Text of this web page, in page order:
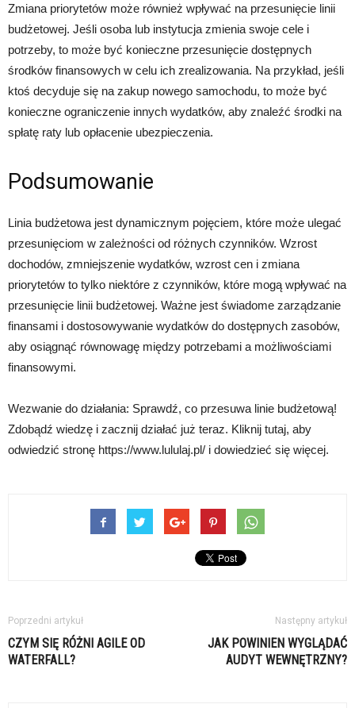
Zmiana priorytetów może również wpływać na przesunięcie linii
budżetowej. Jeśli osoba lub instytucja zmienia swoje cele i
potrzeby, to może być konieczne przesunięcie dostępnych
środków finansowych w celu ich zrealizowania. Na przykład, jeśli
ktoś decyduje się na zakup nowego samochodu, to może być
konieczne ograniczenie innych wydatków, aby znaleźć środki na
spłatę raty lub opłacenie ubezpieczenia.
Podsumowanie
Linia budżetowa jest dynamicznym pojęciem, które może ulegać
przesunięciom w zależności od różnych czynników. Wzrost
dochodów, zmniejszenie wydatków, wzrost cen i zmiana
priorytetów to tylko niektóre z czynników, które mogą wpływać na
przesunięcie linii budżetowej. Ważne jest świadome zarządzanie
finansami i dostosowywanie wydatków do dostępnych zasobów,
aby osiągnąć równowagę między potrzebami a możliwościami
finansowymi.
Wezwanie do działania: Sprawdź, co przesuwa linie budżetową!
Zdobądź wiedzę i zacznij działać już teraz. Kliknij tutaj, aby
odwiedzić stronę https://www.lululaj.pl/ i dowiedzieć się więcej.
Poprzedni artykuł
CZYM SIĘ RÓŻNI AGILE OD
WATERFALL?
Następny artykuł
JAK POWINIEN WYGLĄDAĆ
AUDYT WEWNĘTRZNY?